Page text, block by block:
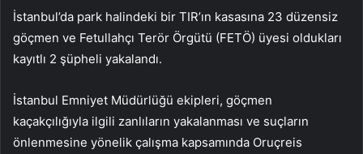
İstanbul’da park halindeki bir TIR’ın kasasına 23 düzensiz
göçmen ve Fetullahçı Terör Örgütü (FETÖ) üyesi oldukları
kayıtlı 2 şüpheli yakalandı.
İstanbul Emniyet Müdürlüğü ekipleri, göçmen
kaçakçılığıyla ilgili zanlıların yakalanması ve suçların
önlenmesine yönelik çalışma kapsamında Oruçreis